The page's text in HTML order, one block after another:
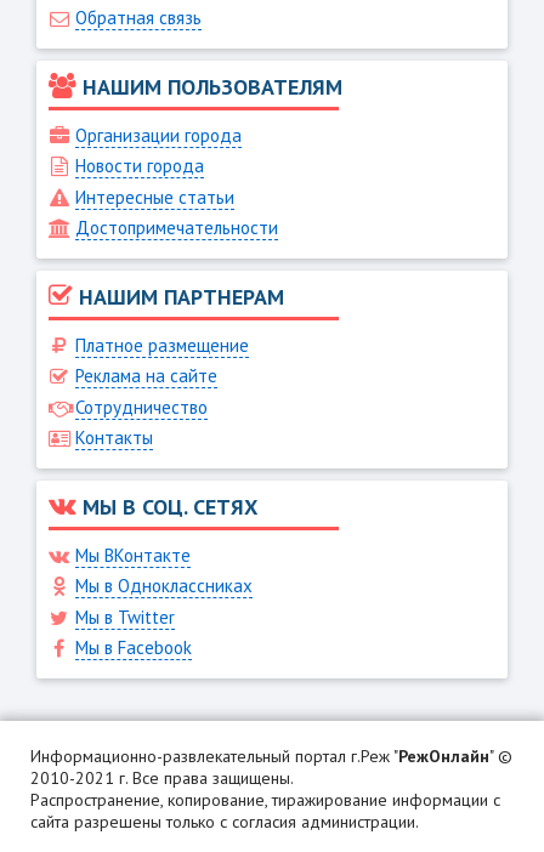
Обратная связь
НАШИМ ПОЛЬЗОВАТЕЛЯМ
Организации города
Новости города
Интересные статьи
Достопримечательности
НАШИМ ПАРТНЕРАМ
Платное размещение
Реклама на сайте
Сотрудничество
Контакты
МЫ В СОЦ. СЕТЯХ
Мы ВКонтакте
Мы в Одноклассниках
Мы в Twitter
Мы в Facebook
Информационно-развлекательный портал г.Реж "РежОнлайн" ©
2010-2021 г. Все права защищены.
Распространение, копирование, тиражирование информации с
сайта разрешены только с согласия администрации.